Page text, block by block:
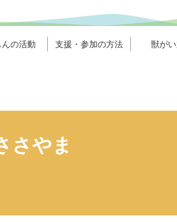
の活動 支援・参加の方法 獣が
さやま